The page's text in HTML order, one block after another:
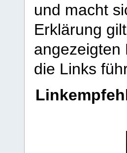
und macht
Erklärung
angezeigten
die Links